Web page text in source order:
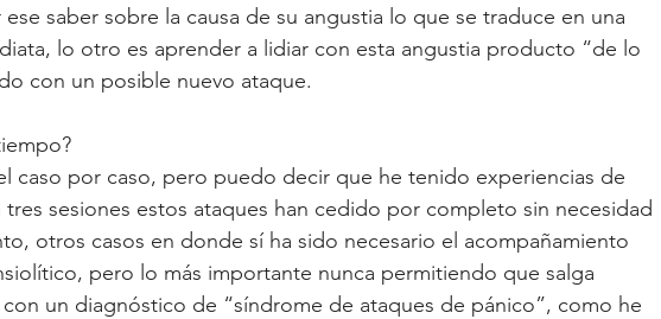
saber sobre la causa de su angustia lo que se traduce en una
lo otro es aprender a lidiar con esta angustia producto “de lo
con un posible nuevo ataque.
caso por caso, pero puedo decir que he tenido experiencias de
sesiones estos ataques han cedido por completo sin necesidad
otros casos en donde sí ha sido necesario el acompañamiento
pero lo más importante nunca permitiendo que salga
un diagnóstico de “síndrome de ataques de pánico”, como he